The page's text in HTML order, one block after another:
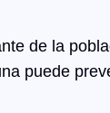
de la
puede